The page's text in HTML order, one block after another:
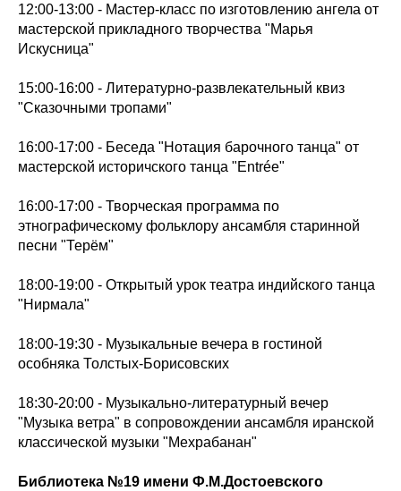
12:00-13:00 - Мастер-класс по изготовлению ангела от
мастерской прикладного творчества "Марья
Искусница"
15:00-16:00 - Литературно-развлекательный квиз
"Сказочными тропами"
16:00-17:00 - Беседа "Нотация барочного танца" от
мастерской историчского танца "Entrée"
16:00-17:00 - Творческая программа по
этнографическому фольклору ансамбля старинной
песни "Терём"
18:00-19:00 - Открытый урок театра индийского танца
"Нирмала"
18:00-19:30 - Музыкальные вечера в гостиной
особняка Толстых-Борисовских
18:30-20:00 - Музыкально-литературный вечер
"Музыка ветра" в сопровождении ансамбля иранской
классической музыки "Мехрабанан"
Библиотека №19 имени Ф.М.Достоевского